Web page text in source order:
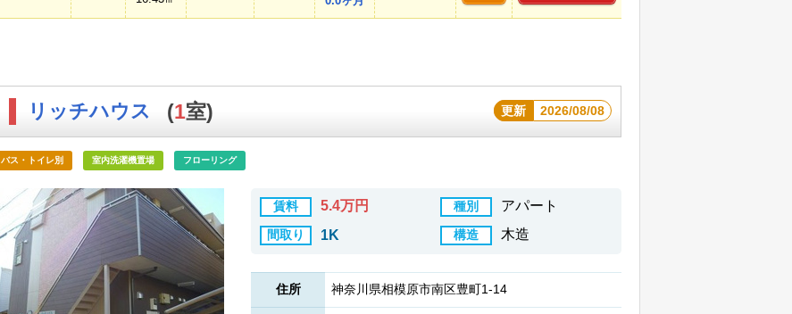
リッチハウス (1室) 更新 2026/08/08
バス・トイレ別 室内洗濯機置場 フローリング
賃料 5.4万円 種別 アパート
間取り 1K 構造 木造
住所 神奈川県相模原市南区豊町1-14